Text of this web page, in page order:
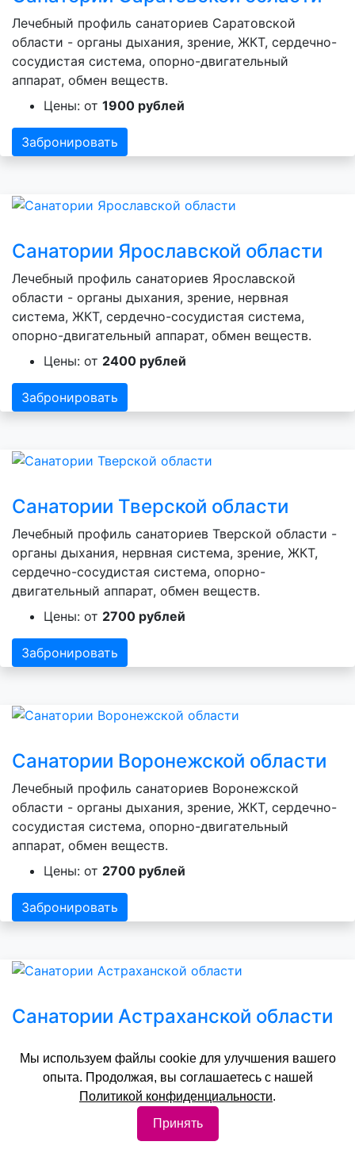
Лечебный профиль санаториев Саратовской
области - органы дыхания, зрение, ЖКТ, сердечно-
сосудистая система, опорно-двигательный
аппарат, обмен веществ.
Цены: от 1900 рублей
Забронировать
Санатории Ярославской области
Лечебный профиль санаториев Ярославской
области - органы дыхания, зрение, нервная
система, ЖКТ, сердечно-сосудистая система,
опорно-двигательный аппарат, обмен веществ.
Цены: от 2400 рублей
Забронировать
Санатории Тверской области
Лечебный профиль санаториев Тверской области -
органы дыхания, нервная система, зрение, ЖКТ,
сердечно-сосудистая система, опорно-
двигательный аппарат, обмен веществ.
Цены: от 2700 рублей
Забронировать
Санатории Воронежской области
Лечебный профиль санаториев Воронежской
области - органы дыхания, зрение, ЖКТ, сердечно-
сосудистая система, опорно-двигательный
аппарат, обмен веществ.
Цены: от 2700 рублей
Забронировать
Санатории Астраханской области
области - органы дыхания, зрение, ЖКТ, сердечно-
сосудистая система, опорно-двигательный
аппарат, обмен веществ.
2800 рублей
Мы используем файлы cookie для улучшения вашего
опыта. Продолжая, вы соглашаетесь с нашей
Политикой конфиденциальности.
Принять